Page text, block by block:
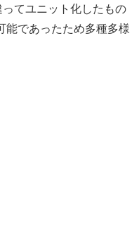
てユニット化したもの
能であったため多種多様